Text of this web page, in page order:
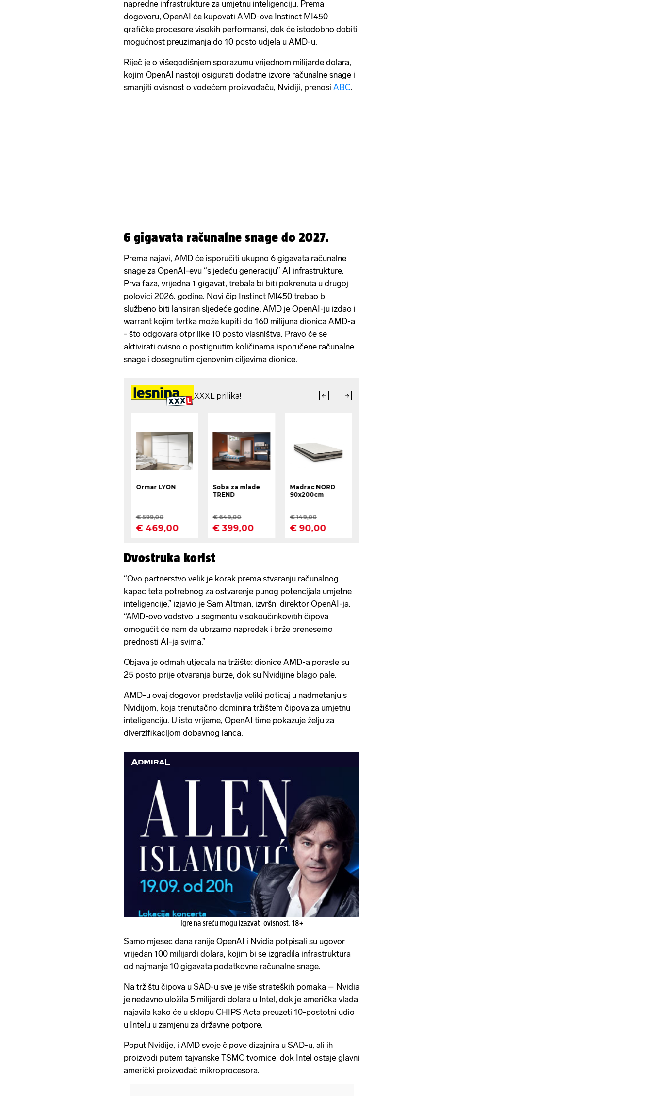
napredne infrastrukture za umjetnu inteligenciju. Prema
dogovoru, OpenAI će kupovati AMD-ove Instinct MI450
grafičke procesore visokih performansi, dok će istodobno dobiti
mogućnost preuzimanja do 10 posto udjela u AMD-u.
Riječ je o višegodišnjem sporazumu vrijednom milijarde dolara,
kojim OpenAI nastoji osigurati dodatne izvore računalne snage i
smanjiti ovisnost o vodećem proizvođaču, Nvidiji, prenosi ABC.
6 gigavata računalne snage do 2027.
Prema najavi, AMD će isporučiti ukupno 6 gigavata računalne
snage za OpenAI-evu “sljedeću generaciju” AI infrastrukture.
Prva faza, vrijedna 1 gigavat, trebala bi biti pokrenuta u drugoj
polovici 2026. godine. Novi čip Instinct MI450 trebao bi
službeno biti lansiran sljedeće godine. AMD je OpenAI-ju izdao i
warrant kojim tvrtka može kupiti do 160 milijuna dionica AMD-a
- što odgovara otprilike 10 posto vlasništva. Pravo će se
aktivirati ovisno o postignutim količinama isporučene računalne
snage i dosegnutim cjenovnim ciljevima dionice.
Dvostruka korist
“Ovo partnerstvo velik je korak prema stvaranju računalnog
kapaciteta potrebnog za ostvarenje punog potencijala umjetne
inteligencije,” izjavio je Sam Altman, izvršni direktor OpenAI-ja.
“AMD-ovo vodstvo u segmentu visokoučinkovitih čipova
omogućit će nam da ubrzamo napredak i brže prenesemo
prednosti AI-ja svima.”
Objava je odmah utjecala na tržište: dionice AMD-a porasle su
25 posto prije otvaranja burze, dok su Nvidijine blago pale.
AMD-u ovaj dogovor predstavlja veliki poticaj u nadmetanju s
Nvidijom, koja trenutačno dominira tržištem čipova za umjetnu
inteligenciju. U isto vrijeme, OpenAI time pokazuje želju za
diverzifikacijom dobavnog lanca.
Igre na sreću mogu izazvati ovisnost. 18+
Samo mjesec dana ranije OpenAI i Nvidia potpisali su ugovor
vrijedan 100 milijardi dolara, kojim bi se izgradila infrastruktura
od najmanje 10 gigavata podatkovne računalne snage.
Na tržištu čipova u SAD-u sve je više strateških pomaka – Nvidia
je nedavno uložila 5 milijardi dolara u Intel, dok je američka vlada
najavila kako će u sklopu CHIPS Acta preuzeti 10-postotni udio
u Intelu u zamjenu za državne potpore.
Poput Nvidije, i AMD svoje čipove dizajnira u SAD-u, ali ih
proizvodi putem tajvanske TSMC tvornice, dok Intel ostaje glavni
američki proizvođač mikroprocesora.